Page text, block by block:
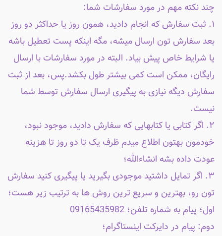
چند نکته مهم در مورد سفارشات شما:
۱. ثبت سفارش که انجام دادید، همون روز یا حداکثر دو روز
بعد سفارش تون ارسال میشه، مگه اینکه پست تعطیل باشه
یا شرایط خاص پیش بیاد. البته در مورد سفارشات با ارسال
رایگان، ممکن است کمی بیشتر طول بکشد.پس، بعد از ثبت
سفارش دیگه نیازی به پیگیری ارسال سفارش توسط شما
نیست.
۲. اگر کتابی یا کتابهایی که سفارش دادید، موجود نبود،
خودمون بهتون اطلاع میدم ظرف یک تا دو روز تا هزینه
عودت داده بشه انشاءالله؛
۳. اگر تمایل داشتید موجودی بگیرید یا پیگیری کنید سفارش
تون رو، بهترین و سریع ترین روش ها به ترتیب زیر هست؛
اول؛ پیام به شماره تلفن؛ 09165435982
دوم: پیام در دایرکت اینستاگرام؛